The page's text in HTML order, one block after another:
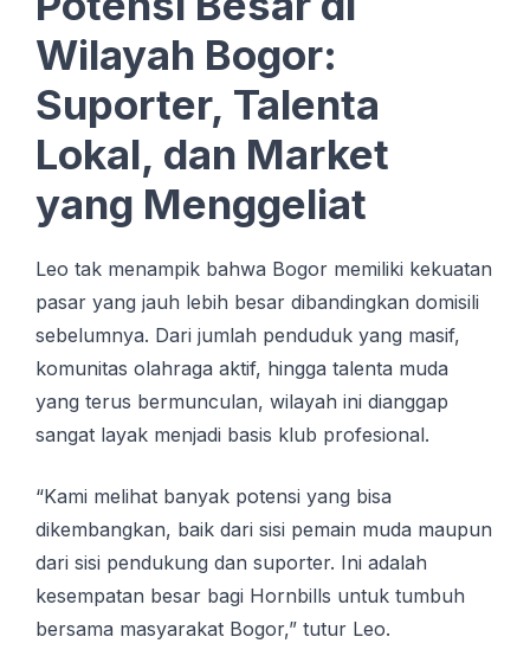
Wilayah Bogor:
Suporter, Talenta
Lokal, dan Market
yang Menggeliat
Leo tak menampik bahwa Bogor memiliki kekuatan
pasar yang jauh lebih besar dibandingkan domisili
sebelumnya. Dari jumlah penduduk yang masif,
komunitas olahraga aktif, hingga talenta muda
yang terus bermunculan, wilayah ini dianggap
sangat layak menjadi basis klub profesional.
“Kami melihat banyak potensi yang bisa
dikembangkan, baik dari sisi pemain muda maupun
dari sisi pendukung dan suporter. Ini adalah
kesempatan besar bagi Hornbills untuk tumbuh
bersama masyarakat Bogor,” tutur Leo.